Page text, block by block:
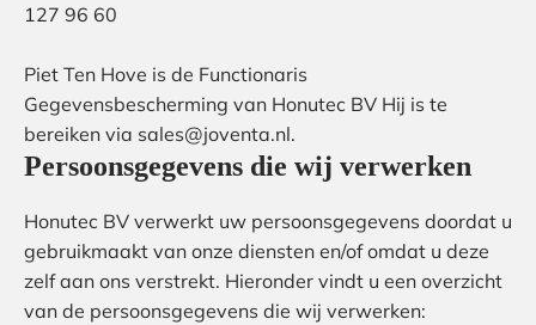
127 96 60
Piet Ten Hove is de Functionaris
Gegevensbescherming van Honutec BV Hij is te
bereiken via sales@joventa.nl.
Persoonsgegevens die wij verwerken
Honutec BV verwerkt uw persoonsgegevens doordat u
gebruikmaakt van onze diensten en/of omdat u deze
zelf aan ons verstrekt. Hieronder vindt u een overzicht
van de persoonsgegevens die wij verwerken: